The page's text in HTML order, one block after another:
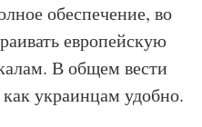
обеспечение, во
европейскую
В общем вести
как украинцам удобно.